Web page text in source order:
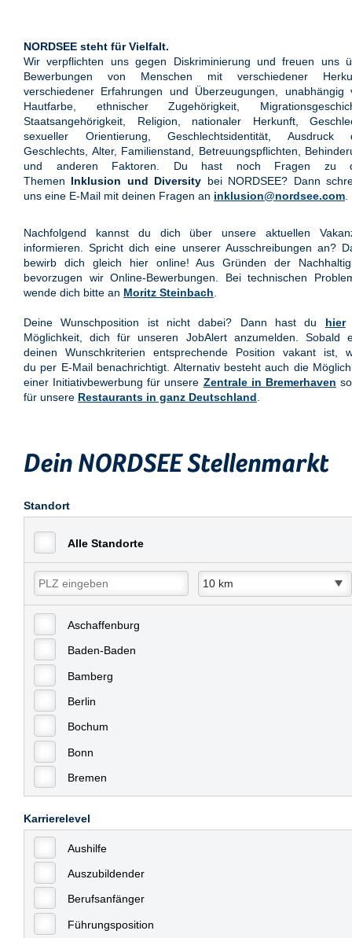
NORDSEE steht für Vielfalt.
Wir verpflichten uns gegen Diskriminierung und freuen uns
Bewerbungen von Menschen mit verschiedener
verschiedener Erfahrungen und Überzeugungen, unabhängig
Hautfarbe, ethnischer Zugehörigkeit,
Staatsangehörigkeit, Religion, nationaler Herkunft,
sexueller Orientierung, Geschlechtsidentität, Ausdruck
Geschlechts, Alter, Familienstand, Betreuungspflichten,
und anderen Faktoren. Du hast noch Fragen zu
Themen Inklusion und Diversity bei NORDSEE? Dann
uns eine E-Mail mit deinen Fragen an inklusion@nordsee.com
Nachfolgend kannst du dich über unsere aktuellen
informieren. Spricht dich eine unserer Ausschreibungen an?
bewirb dich gleich hier online! Aus Gründen der
bevorzugen wir Online-Bewerbungen. Bei technischen
wende dich bitte an Moritz Steinbach
Deine Wunschposition ist nicht dabei? Dann hast du hier
Möglichkeit, dich für unseren JobAlert anzumelden. Sobald
deinen Wunschkriterien entsprechende Position vakant ist,
du per E-Mail benachrichtigt. Alternativ besteht auch die
einer Initiativbewerbung für unsere Zentrale in Bremerhaven
für unsere Restaurants in ganz Deutschland
Dein NORDSEE Stellenmarkt
Standort
Alle Standorte
Aschaffenburg
Baden-Baden
Bamberg
Berlin
Bochum
Bonn
Bremen
Celle
Chemnitz
Dessau
Dresden
Düsseldorf
Karrierelevel
Aushilfe
Auszubildender
Berufsanfänger
Führungsposition